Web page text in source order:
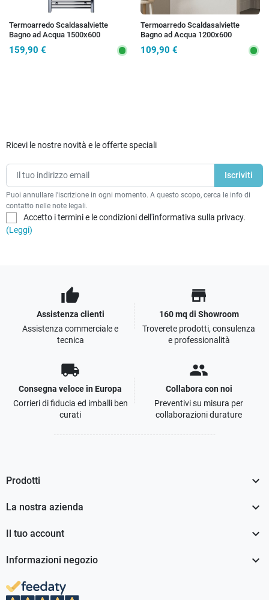
Termoarredo Scaldasalviette
Bagno ad Acqua 1500x600
SARA
159,90 €
Termoarredo Scaldasalviette
Bagno ad Acqua 1200x600
SARA
109,90 €
Ricevi le nostre novità e le offerte speciali
Puoi annullare l'iscrizione in ogni momento. A questo scopo, cerca le info di
contatto nelle note legali.
Accetto i termini e le condizioni dell'informativa sulla privacy.
(Leggi)
thumb_up
Assistenza clienti
Assistenza commerciale e
tecnica
store
160 mq di Showroom
Troverete prodotti, consulenza
e professionalità
local_shipping
Consegna veloce in Europa
Corrieri di fiducia ed imballi ben
curati
people
Collabora con noi
Preventivi su misura per
collaborazioni durature
Prodotti 
La nostra azienda 
Il tuo account 
Informazioni negozio 